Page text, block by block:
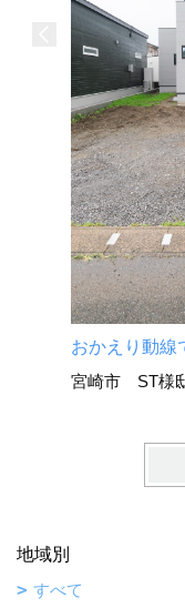
おかえり動線
宮崎市 ST様
地域別
すべて